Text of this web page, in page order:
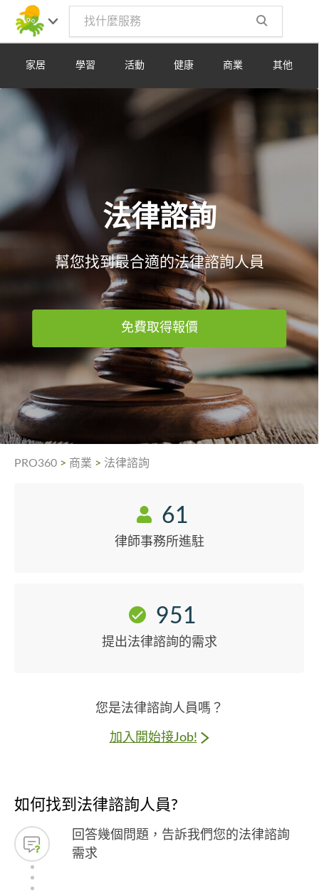
家居 學習 活動 健康 商業 其他
法律諮詢
幫您找到最合適的法律諮詢人員
免費取得報價
PRO360 > 商業 > 法律諮詢
61
律師事務所進駐
951
提出法律諮詢的需求
您是法律諮詢人員嗎？
加入開始接Job!
如何找到法律諮詢人員?
回答幾個問題，告訴我們您的法律諮詢
需求